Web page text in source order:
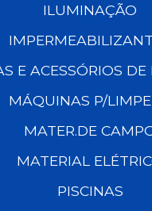
ILUMINAÇÃO
E ACESSÓRIOS
MÁQUINAS P/
MATER.DE
MATERIAL
PISCINAS